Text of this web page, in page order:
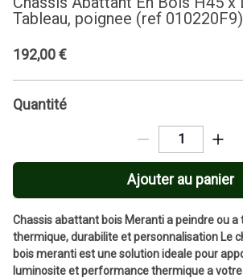
Tableau, poignee (ref 010220F9)
192,00€
Quantité
Ajouter au panier
Chassis abattant bois Meranti a peindre ou
thermique, durabilite et personnalisation Le
bois meranti est une solution ideale pour
luminosite et performance thermique a